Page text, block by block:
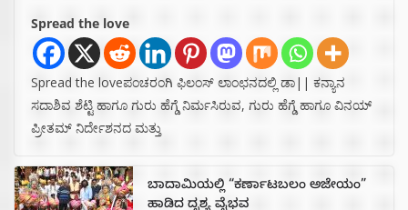
Spread the love
Spread the loveಪಂಚರಂಗಿ ಫಿಲಂಸ್ ಲಾಂಛನದಲ್ಲಿ ಡಾ|| ಕನ್ಯಾನ
ಸದಾಶಿವ ಶೆಟ್ಟಿ ಹಾಗೂ ಗುರು ಹೆಗ್ಡೆ ನಿರ್ಮಸಿರುವ, ಗುರು ಹೆಗ್ಡೆ ಹಾಗೂ ವಿನಯ್
ಪ್ರೀತಮ್ ನಿರ್ದೇಶನದ ಮತ್ತು
ಬಾದಾಮಿಯಲ್ಲಿ “ಕರ್ಣಾಟಬಲಂ ಅಜೇಯಂ”
ಹಾಡಿದ ದೃಶ್ಯ ವೈಭವ